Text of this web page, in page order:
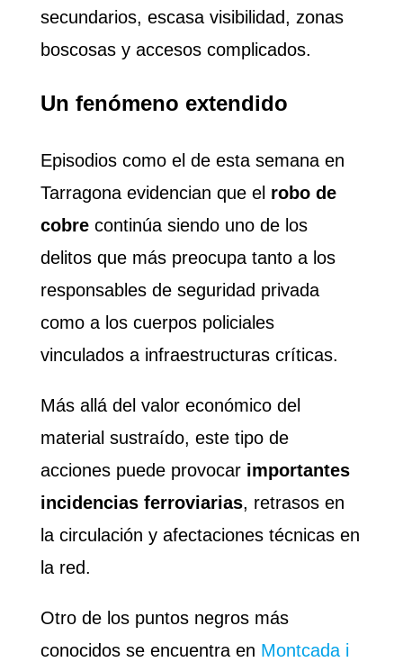
secundarios, escasa visibilidad, zonas
boscosas y accesos complicados.
Un fenómeno extendido
Episodios como el de esta semana en
Tarragona evidencian que el robo de
cobrecontinúa siendo uno de los
delitos que más preocupa tanto a los
responsables de seguridad privada
como a los cuerpos policiales
vinculados a infraestructuras críticas.
Más allá del valor económico del
material sustraído, este tipo de
acciones puede provocar importantes
incidencias ferroviarias, retrasos en
la circulación y afectaciones técnicas en
la red.
Otro de los puntos negros más
conocidos se encuentra en Montcada i